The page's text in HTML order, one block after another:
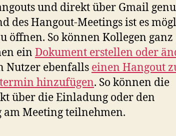
und direkt über Gmail
des Hangout-Meetings ist es
öffnen. So können Kollegen ganz
ein Dokument erstellen oder
Nutzer ebenfalls einen Hangout
hinzufügen. So können die
über die Einladung oder den
Meeting teilnehmen.